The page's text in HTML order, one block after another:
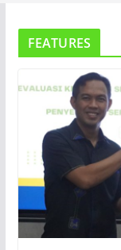
FEATURES